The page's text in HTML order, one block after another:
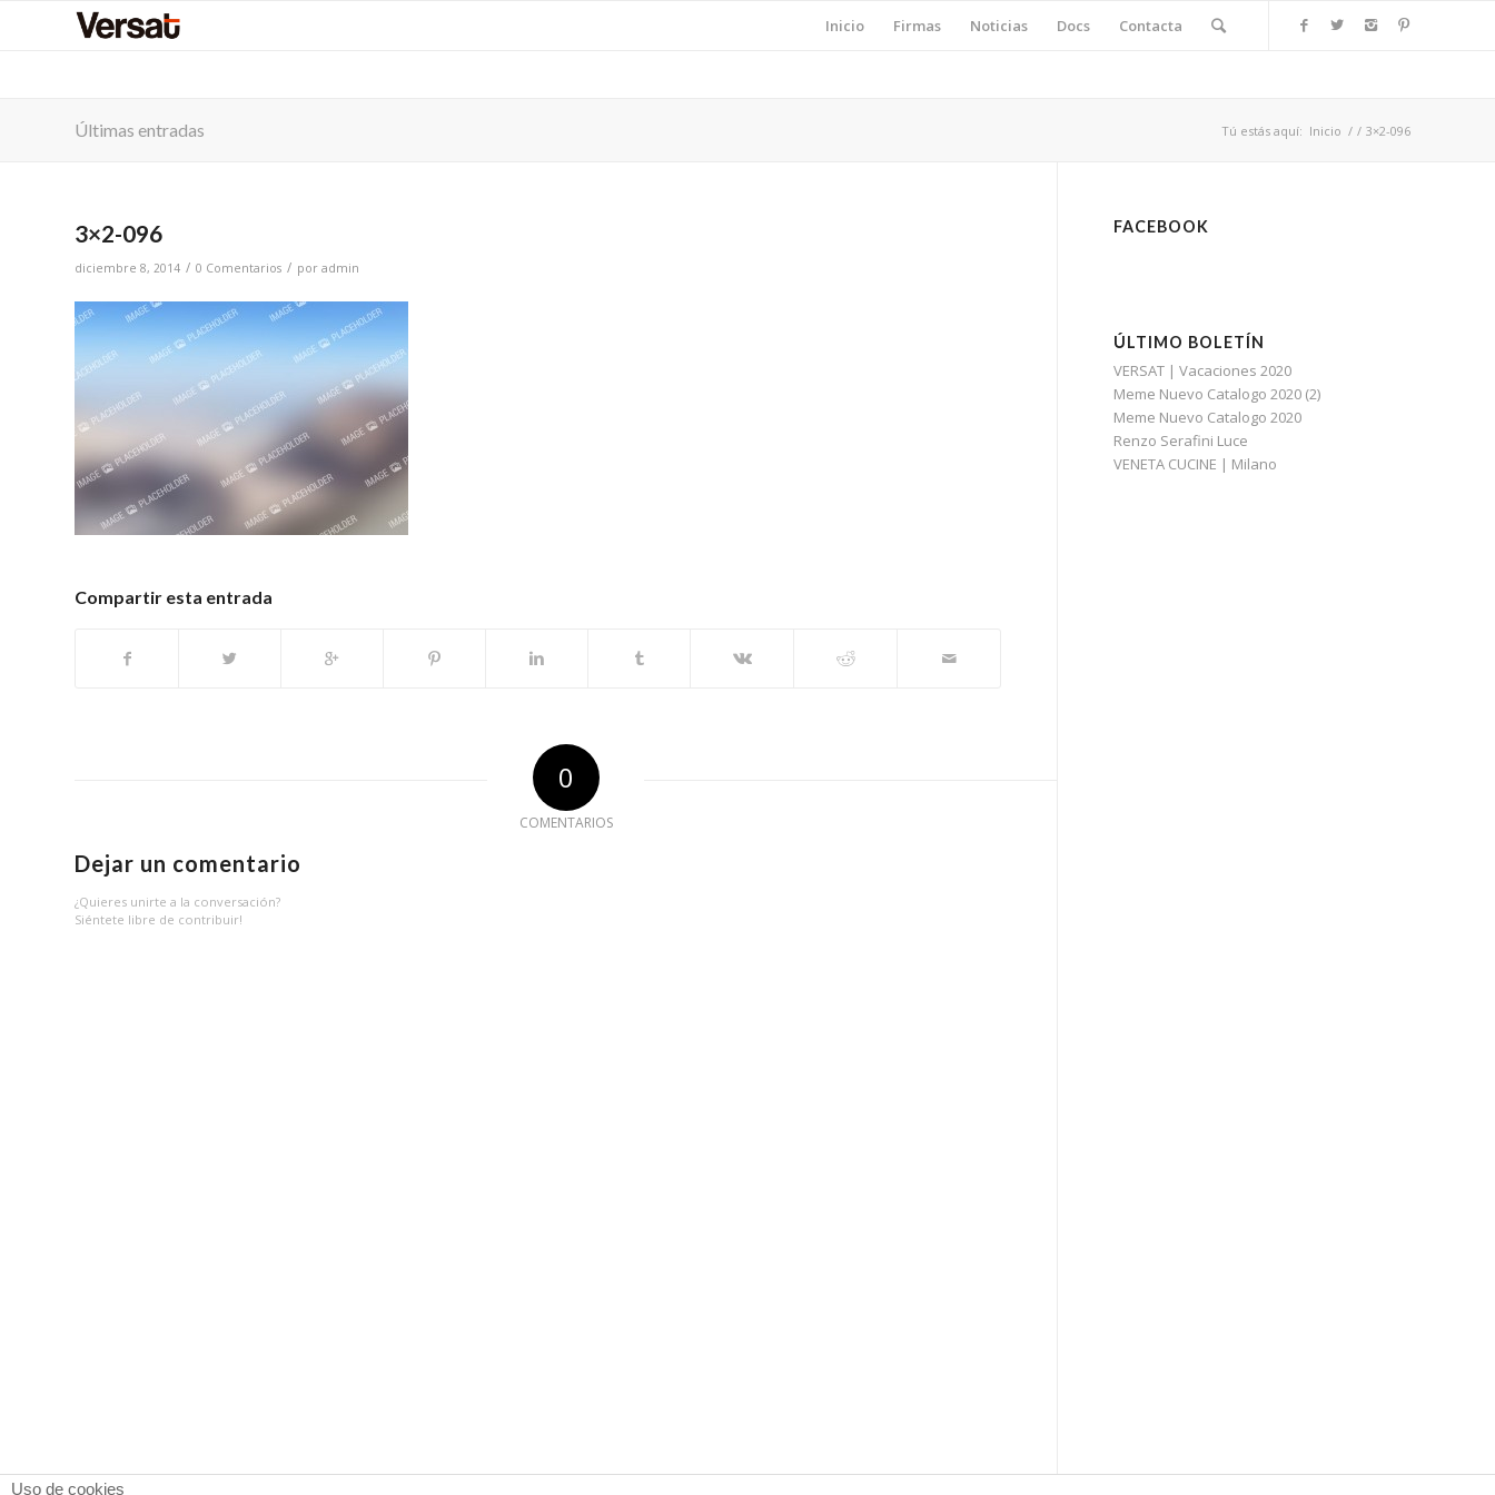
Inicio Firmas Noticias Docs Contacta
Últimas entradas Tú estás aquí: Inicio / / 3×2-096
3×2-096
diciembre 8, 2014 / 0 Comentarios / por admin
Compartir esta entrada
0
COMENTARIOS
Dejar un comentario
¿Quieres unirte a la conversación?
Siéntete libre de contribuir!
FACEBOOK
ÚLTIMO BOLETÍN
VERSAT | Vacaciones 2020
Meme Nuevo Catalogo 2020 (2)
Meme Nuevo Catalogo 2020
Renzo Serafini Luce
VENETA CUCINE | Milano
Uso de cookies